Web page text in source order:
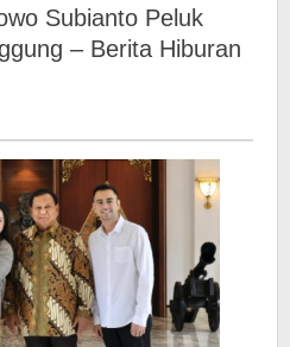
Istora,
Prabowo
Raffi
Ahmad
di
Panggung
Berita
Hiburan
Subianto Peluk
– Berita Hiburan